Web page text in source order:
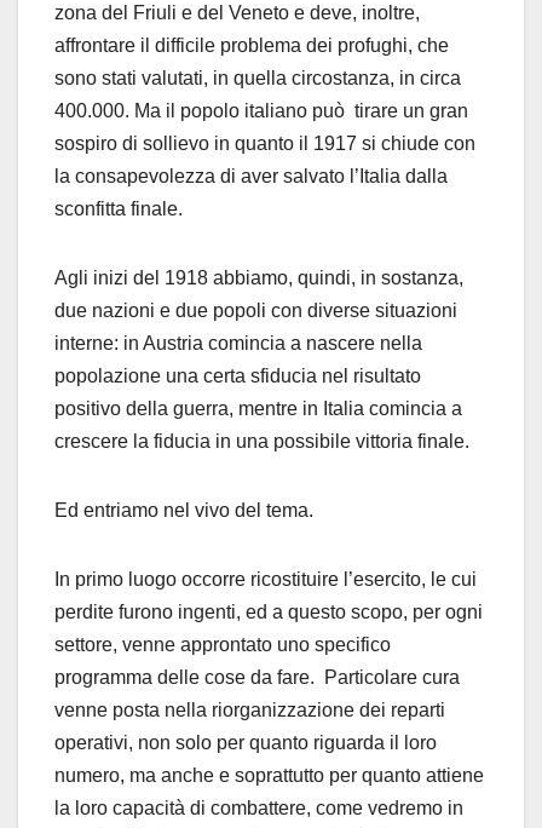
zona del Friuli e del Veneto e deve, inoltre,
affrontare il difficile problema dei profughi, che
sono stati valutati, in quella circostanza, in circa
400.000. Ma il popolo italiano può tirare un gran
sospiro di sollievo in quanto il 1917 si chiude con
la consapevolezza di aver salvato l’Italia dalla
sconfitta finale.
Agli inizi del 1918 abbiamo, quindi, in sostanza,
due nazioni e due popoli con diverse situazioni
interne: in Austria comincia a nascere nella
popolazione una certa sfiducia nel risultato
positivo della guerra, mentre in Italia comincia a
crescere la fiducia in una possibile vittoria finale.
Ed entriamo nel vivo del tema.
In primo luogo occorre ricostituire l’esercito, le cui
perdite furono ingenti, ed a questo scopo, per ogni
settore, venne approntato uno specifico
programma delle cose da fare. Particolare cura
venne posta nella riorganizzazione dei reparti
operativi, non solo per quanto riguarda il loro
numero, ma anche e soprattutto per quanto attiene
la loro capacità di combattere, come vedremo in